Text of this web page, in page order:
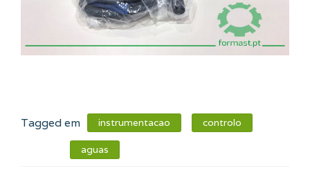
Tagged em instrumentacao controlo
aguas